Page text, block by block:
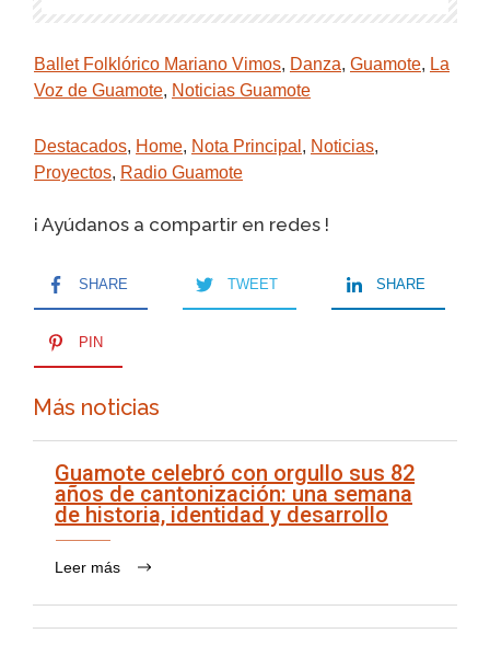
Ballet Folklórico Mariano Vimos, Danza, Guamote, La
Voz de Guamote, Noticias Guamote
Destacados, Home, Nota Principal , Noticias,
Proyectos, Radio Guamote
¡ Ayúdanos a compartir en redes !
SHARE TWEET SHARE
PIN
Más noticias
Guamote celebró con orgullo sus 82
años de cantonización: una semana
de historia, identidad y desarrollo
Leer más